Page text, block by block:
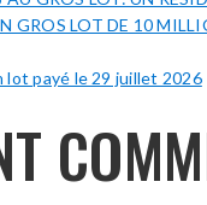
GROS LOT DE 10
lot payé le 29 juillet 2026